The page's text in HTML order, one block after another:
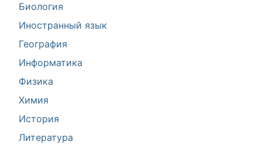
Биология
Иностранный язык
География
Информатика
Физика
Химия
История
Литература